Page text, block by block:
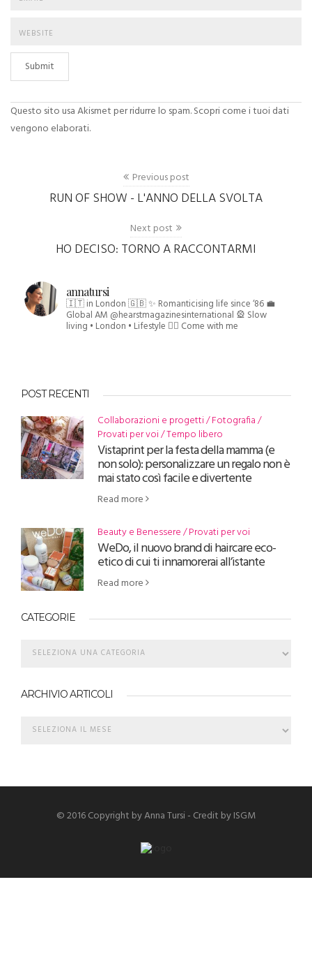
Submit
Questo sito usa Akismet per ridurre lo spam.Scopri come i tuoi dati
vengono elaborati.
Previous post
RUN OF SHOW - L'ANNO DELLA SVOLTA
Next post
HO DECISO: TORNO A RACCONTARMI
annatursi
🇮🇹 in London 🇬🇧✨ Romanticising life since ‘86💼
Global AM @hearstmagazinesinternational 🎡 Slow
living • London • Lifestyle 👇🏻 Come with me
POST RECENTI
Collaborazioni e progetti Fotografia
Provati per voi Tempo libero
Vistaprint per la festa della mamma (e
non solo): personalizzare un regalo non è
mai stato così facile e divertente
Read more
Beauty e Benessere Provati per voi
WeDo, il nuovo brand di haircare eco-
etico di cui ti innamorerai all’istante
Read more
CATEGORIE
ARCHIVIO ARTICOLI
© 2016 Copyright by Anna Tursi - Credit byISGM